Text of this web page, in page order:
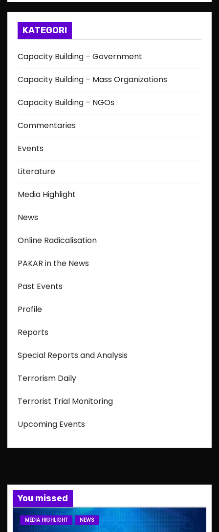
KATEGORI
Capacity Building – Government
Capacity Building – Mass Organizations
Capacity Building – NGOs
Commentaries
Events
Literature
Media Highlight
News
Online Radicalisation
PAKAR in the News
Past Events
Profile
Reports
Special Reports and Analysis
Terrorism Daily
Terrorist Trial Monitoring
Upcoming Events
You missed
MEDIA HIGHLIGHT NEWS